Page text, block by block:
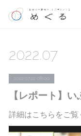
2022.07
2022.07.22 08:00
詳細はこちらをご覧